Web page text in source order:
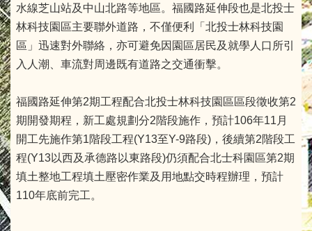
水線芝山站及中山北路等地區。福國路延伸段也是北投士
林科技園區主要聯外道路，不僅便利「北投士林科技園
區」迅速對外聯絡，亦可避免因園區居民及就學人口所引
入人潮、車流對周邊既有道路之交通衝擊。
福國路延伸第2期工程配合北投士林科技園區區段徵收第2
期開發期程，新工處規劃分2階段施作，預計106年11月
開工先施作第1階段工程(Y13至Y-9路段)，後續第2階段工
程(Y13以西及承德路以東路段)仍須配合北士科園區第2期
填土整地工程填土壓密作業及用地點交時程辦理，預計
110年底前完工。